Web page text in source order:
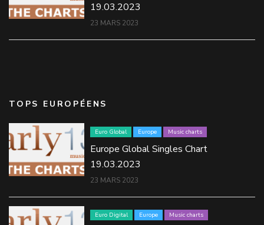
19.03.2023
23 MARS 2023
TOPS EUROPÉENS
Euro Global Europe Music charts
Europe Global Singles Chart
19.03.2023
23 MARS 2023
Euro Digital Europe Music charts